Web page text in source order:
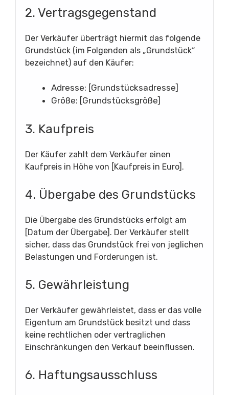
2. Vertragsgegenstand
Der Verkäufer überträgt hiermit das folgende
Grundstück (im Folgenden als „Grundstück“
bezeichnet) auf den Käufer:
Adresse: [Grundstücksadresse]
Größe: [Grundstücksgröße]
3. Kaufpreis
Der Käufer zahlt dem Verkäufer einen
Kaufpreis in Höhe von [Kaufpreis in Euro].
4. Übergabe des Grundstücks
Die Übergabe des Grundstücks erfolgt am
[Datum der Übergabe]. Der Verkäufer stellt
sicher, dass das Grundstück frei von jeglichen
Belastungen und Forderungen ist.
5. Gewährleistung
Der Verkäufer gewährleistet, dass er das volle
Eigentum am Grundstück besitzt und dass
keine rechtlichen oder vertraglichen
Einschränkungen den Verkauf beeinflussen.
6. Haftungsausschluss